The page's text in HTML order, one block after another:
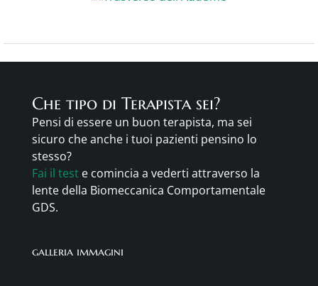
Che tipo di Terapista sei?
Pensi di essere un buon terapista, ma sei
sicuro che anche i tuoi pazienti pensino lo
stesso?
Fai il test e comincia a vederti attraverso la
lente della Biomeccanica Comportamentale
GDS.
galleria immagini